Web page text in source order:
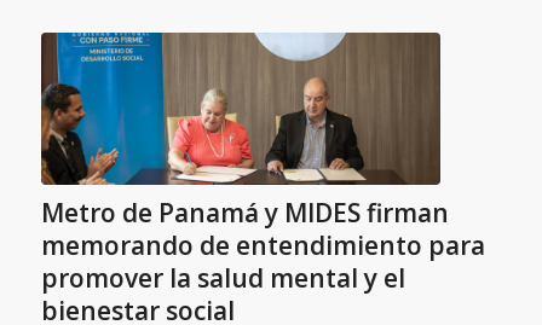
Metro de Panamá y MIDES firman
memorando de entendimiento para
promover la salud mental y el
bienestar social